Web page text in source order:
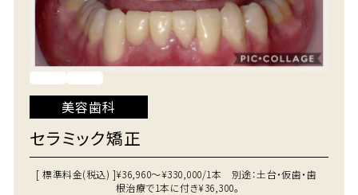
美容歯科
セラミック矯正
[ 標準料金(税込) ]¥36,960～¥330,000/1本 別途：土台・仮歯・歯
根治療で1本に付き¥36,300。